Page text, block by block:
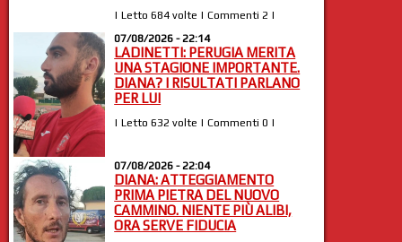
| Letto 684 volte | Commenti 2 |
07/08/2026 - 22:14
LADINETTI: PERUGIA MERITA
UNA STAGIONE IMPORTANTE.
DIANA? I RISULTATI PARLANO
PER LUI
| Letto 632 volte | Commenti 0 |
07/08/2026 - 22:04
DIANA: ATTEGGIAMENTO
PRIMA PIETRA DEL NUOVO
CAMMINO. NIENTE PIÙ ALIBI,
ORA SERVE FIDUCIA